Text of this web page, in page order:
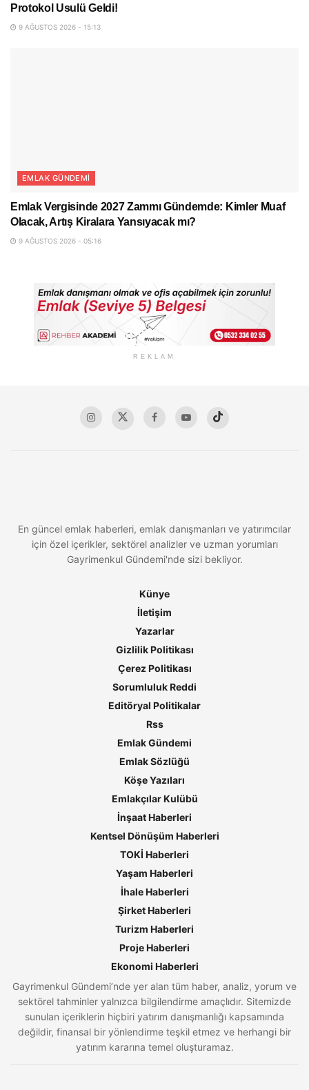
Protokol Usulü Geldi!
9 AĞUSTOS 2026 - 15:13
EMLAK GÜNDEMI
Emlak Vergisinde 2027 Zammı Gündemde: Kimler Muaf
Olacak, Artış Kiralara Yansıyacak mı?
9 AĞUSTOS 2026 - 05:16
REKLAM
En güncel emlak haberleri, emlak danışmanları ve yatırımcılar
için özel içerikler, sektörel analizler ve uzman yorumları
Gayrimenkul Gündemi'nde sizi bekliyor.
Künye
İletişim
Yazarlar
Gizlilik Politikası
Çerez Politikası
Sorumluluk Reddi
Editöryal Politikalar
Rss
Emlak Gündemi
Emlak Sözlüğü
Köşe Yazıları
Emlakçılar Kulübü
İnşaat Haberleri
Kentsel Dönüşüm Haberleri
TOKİ Haberleri
Yaşam Haberleri
İhale Haberleri
Şirket Haberleri
Turizm Haberleri
Proje Haberleri
Ekonomi Haberleri
Gayrimenkul Gündemi’nde yer alan tüm haber, analiz, yorum ve
sektörel tahminler yalnızca bilgilendirme amaçlıdır. Sitemizde
sunulan içeriklerin hiçbiri yatırım danışmanlığı kapsamında
değildir, finansal bir yönlendirme teşkil etmez ve herhangi bir
yatırım kararına temel oluşturamaz.